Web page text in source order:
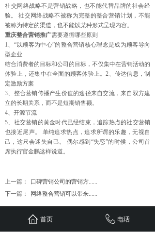
社交网络战略不是营销战略，也不能代替品牌的社会经
验。 社交网络战略不被称为完整的整合营销计划，不能
被称为特定的渠道，也不能以某种形式呈现内容。
重庆整合营销推广需要遵循哪些原则
1、“以顾客为中心”的整合营销核心理念是成为顾客导向
型企业
结合消费者的目标和公司的目标，不仅集中在营销活动的
体验上，还集中在全面的顾客体验上。2、传达信息，制
定激励方案
3、整合营销传播产生价值的途径来自交流，来自双方建
立的长期关系，而不是短期销售额。
4、开源节流
5、社交营销的黄金时代已经结束，追踪热点的社交营销
也接近尾声。 单纯追求热点，追求所谓的乐趣，无视自
己，这只会迷失自己。 偶尔感到“失恋”的时候，公司首
席执行官金鹏这样说道。
上一篇：
口碑营销公司的营销方......
下一篇：
网络整合营销可以带来......
联系 服务 关于
首页 电话